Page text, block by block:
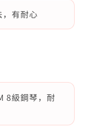
有耐心
8級鋼琴，耐